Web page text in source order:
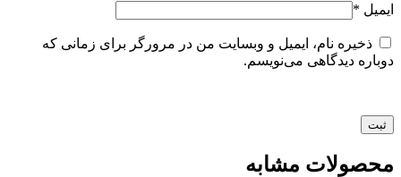
ایمیل *
ذخیره نام، ایمیل و وبسایت من در مرورگر برای زمانی که
دوباره دیدگاهی می‌نویسم.
محصولات مشابه